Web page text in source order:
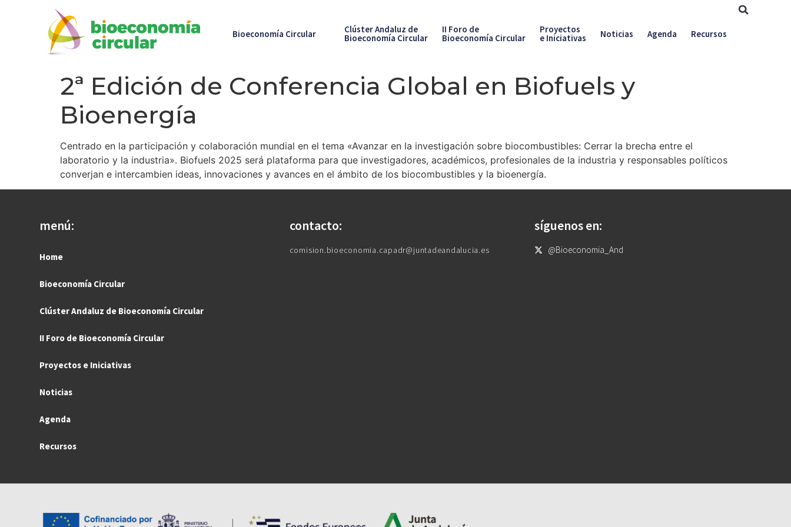
Bioeconomía Circular Clúster Andaluz de
Bioeconomía Circular
II Foro de
Bioeconomía Circular
Proyectos
e Iniciativas Noticias Agenda Recursos
2ª Edición de Conferencia Global en Biofuels y
Bioenergía
Centrado en la participación y colaboración mundial en el tema «Avanzar en la investigación sobre biocombustibles: Cerrar la brecha entre el
laboratorio y la industria». Biofuels 2025 será plataforma para que investigadores, académicos, profesionales de la industria y responsables políticos
converjan e intercambien ideas, innovaciones y avances en el ámbito de los biocombustibles y la bioenergía.
menú:
Home
Bioeconomía Circular
Clúster Andaluz de Bioeconomía Circular
II Foro de Bioeconomía Circular
Proyectos e Iniciativas
Noticias
Agenda
Recursos
contacto:
comision.bioeconomia.capadr@juntadeandalucia.es
síguenos en:
@Bioeconomia_And